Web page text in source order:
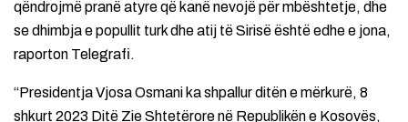
qëndrojmë pranë atyre që kanë nevojë për mbështetje, dhe
se dhimbja e popullit turk dhe atij të Sirisë është edhe e jona,
raporton Telegrafi.
“Presidentja Vjosa Osmani ka shpallur ditën e mërkurë, 8
shkurt 2023 Ditë Zie Shtetërore në Republikën e Kosovës,